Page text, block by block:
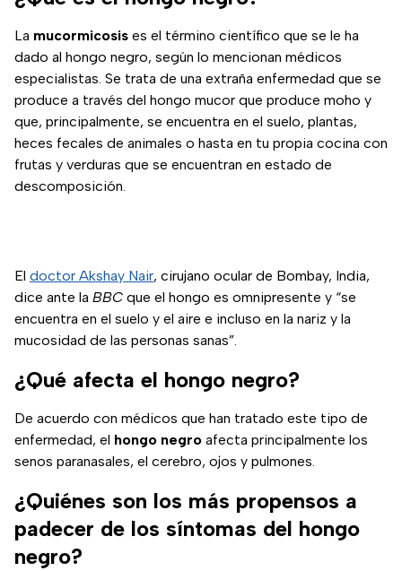
La mucormicosis es el término científico que se le ha
dado al hongo negro, según lo mencionan médicos
especialistas. Se trata de una extraña enfermedad que se
produce a través del hongo mucor que produce moho y
que, principalmente, se encuentra en el suelo, plantas,
heces fecales de animales o hasta en tu propia cocina con
frutas y verduras que se encuentran en estado de
descomposición.
El doctor Akshay Nair, cirujano ocular de Bombay, India,
dice ante la BBC que el hongo es omnipresente y “se
encuentra en el suelo y el aire e incluso en la nariz y la
mucosidad de las personas sanas”.
¿Qué afecta el hongo negro?
De acuerdo con médicos que han tratado este tipo de
enfermedad, el hongo negro afecta principalmente los
senos paranasales, el cerebro, ojos y pulmones.
¿Quiénes son los más propensos a
padecer de los síntomas del hongo
negro?